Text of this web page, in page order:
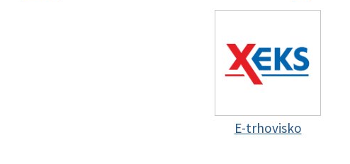
E-trhovisko